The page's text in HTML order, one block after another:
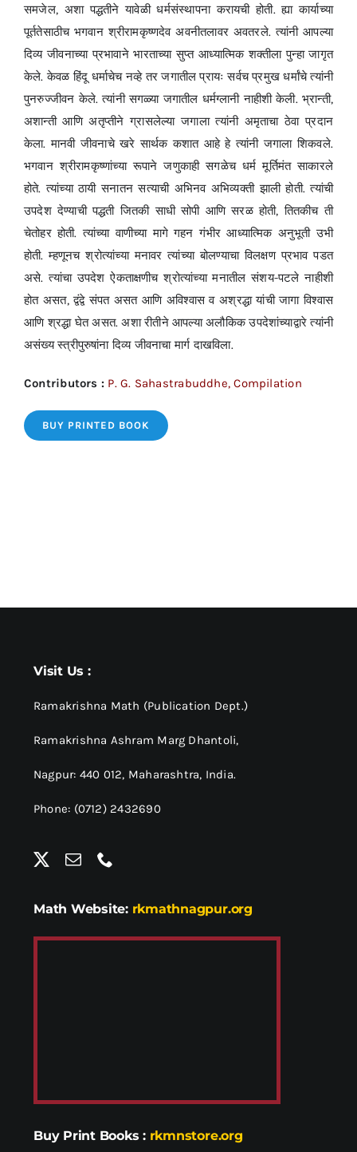
समजेल, अशा पद्धतीने यावेळी धर्मसंस्थापना करायची होती. ह्या कार्याच्या
पूर्ततेसाठीच भगवान श्रीरामकृष्णदेव अवनीतलावर अवतरले. त्यांनी आपल्या
दिव्य जीवनाच्या प्रभावाने भारताच्या सुप्त आध्यात्मिक शक्तीला पुन्हा जागृत
केले. केवळ हिंदू धर्माचेच नव्हे तर जगातील प्रायः सर्वच प्रमुख धर्मांचे त्यांनी
पुनरुज्जीवन केले. त्यांनी सगळ्या जगातील धर्मग्लानी नाहीशी केली. भ्रान्ती,
अशान्ती आणि अतृप्तीने ग्रासलेल्या जगाला त्यांनी अमृताचा ठेवा प्रदान
केला. मानवी जीवनाचे खरे सार्थक कशात आहे हे त्यांनी जगाला शिकवले.
भगवान श्रीरामकृष्णांच्या रूपाने जणुकाही सगळेच धर्म मूर्तिमंत साकारले
होते. त्यांच्या ठायी सनातन सत्याची अभिनव अभिव्यक्ती झाली होती. त्यांची
उपदेश देण्याची पद्धती जितकी साधी सोपी आणि सरळ होती, तितकीच ती
चेतोहर होती. त्यांच्या वाणीच्या मागे गहन गंभीर आध्यात्मिक अनुभूती उभी
होती. म्हणूनच श्रोत्यांच्या मनावर त्यांच्या बोलण्याचा विलक्षण प्रभाव पडत
असे. त्यांचा उपदेश ऐकताक्षणीच श्रोत्यांच्या मनातील संशय-पटले नाहीशी
होत असत, द्वंद्वे संपत असत आणि अविश्वास व अश्रद्धा यांची जागा विश्वास
आणि श्रद्धा घेत असत. अशा रीतीने आपल्या अलौकिक उपदेशांच्याद्वारे त्यांनी
असंख्य स्त्रीपुरुषांना दिव्य जीवनाचा मार्ग दाखविला.
Contributors : P. G. Sahastrabuddhe, Compilation
BUY PRINTED BOOK
Visit Us :
Ramakrishna Math (Publication Dept.)
Ramakrishna Ashram Marg Dhantoli,
Nagpur: 440 012, Maharashtra, India.
Phone: (0712) 2432690
Math Website: rkmathnagpur.org
Buy Print Books : rkmnstore.org